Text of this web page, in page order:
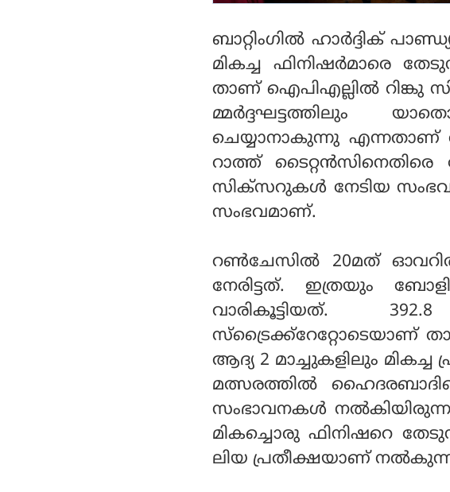
ബാറ്റിംഗിൽ ഹാർദ്ദിക്
മികച്ച ഫിനിഷർമാരെ
താണ് ഐപിഎല്ലിൽ റിങ്കു
മ്മർദ്ദഘട്ടത്തിലും
ചെയ്യാനാകുന്നു എന്നതാണ്
റാത്ത്
സിക്സറുകൾ നേടിയ
സംഭവമാണ്.
റൺചേസിൽ 20മത്
നേരിട്ടത്. ഇത്രയും
വാരികൂട്ടിയത്.
സ്ട്രൈക്ക്റേറ്റോടെയാണ്
ആദ്യ 2 മാച്ചുകളിലും മികച്ച
മത്സരത്തിൽ
സംഭാവനകൾ
മികച്ചൊരു ഫിനിഷറെ
ലിയ പ്രതീക്ഷയാണ്